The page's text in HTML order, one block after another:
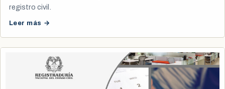
registro civil.
Leer más →